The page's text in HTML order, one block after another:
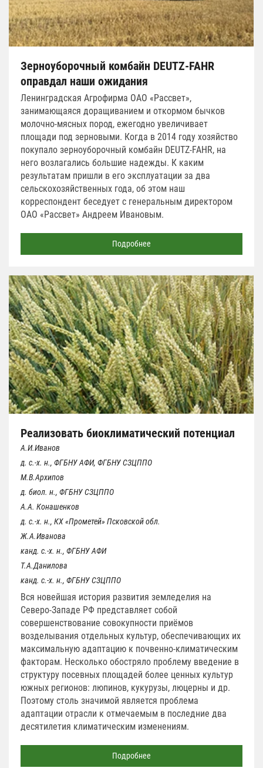
Зерноуборочный комбайн DEUTZ-FAHR
оправдал наши ожидания
Ленинградская Агрофирма ОАО «Рассвет»,
занимающаяся доращиванием и откормом бычков
молочно-мясных пород, ежегодно увеличивает
площади под зерновыми. Когда в 2014 году хозяйство
покупало зерноуборочный комбайн DEUTZ-FAHR, на
него возлагались большие надежды. К каким
результатам пришли в его эксплуатации за два
сельскохозяйственных года, об этом наш
корреспондент беседует с генеральным директором
ОАО «Рассвет» Андреем Ивановым.
Подробнее
Реализовать биоклиматический потенциал
А.И.Иванов
д. с.-х. н., ФГБНУ АФИ, ФГБНУ СЗЦППО
М.В.Архипов
д. биол. н., ФГБНУ СЗЦППО
А.А. Конашенков
д. с.-х. н., КХ «Прометей» Псковской обл.
Ж.А.Иванова
канд. с.-х. н., ФГБНУ АФИ
Т.А.Данилова
канд. с.-х. н., ФГБНУ СЗЦППО
Вся новейшая история развития земледелия на
Северо-Западе РФ представляет собой
совершенствование совокупности приёмов
возделывания отдельных культур, обеспечивающих их
максимальную адаптацию к почвенно-климатическим
факторам. Несколько обостряло проблему введение в
структуру посевных площадей более ценных культур
южных регионов: люпинов, кукурузы, люцерны и др.
Поэтому столь значимой является проблема
адаптации отрасли к отмечаемым в последние два
десятилетия климатическим изменениям.
Подробнее